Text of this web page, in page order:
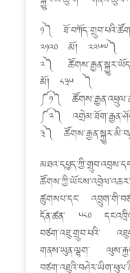
༡༽
༢༡༢༠ མོ། ༢༢༥༧༽
༢༽
མོ། ༨༣༥ ༽
༼༡༽
༼༢༽
༣༽
ཚུགསཔ་དང་
དོན་ཚན་ ༥༨༠
བཙག་འཐུ་གྲུབ་པའི་
གནས་ཡུན་ལྷག་